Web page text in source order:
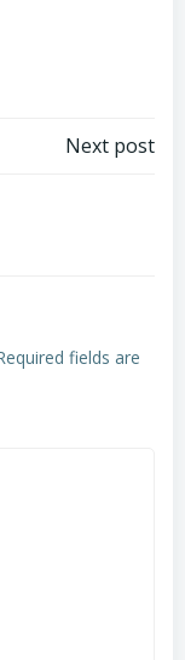
Next post
fields are